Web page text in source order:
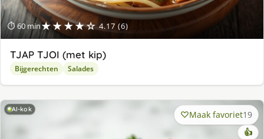
⏱ 60 min★★★★☆ 4.17 (6)
TJAP TJOI (met kip)
Bijgerechten Salades
AI-kok Maak favoriet19
👍